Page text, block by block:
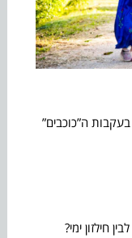
ה”כוכבים”
חילזון ימי?